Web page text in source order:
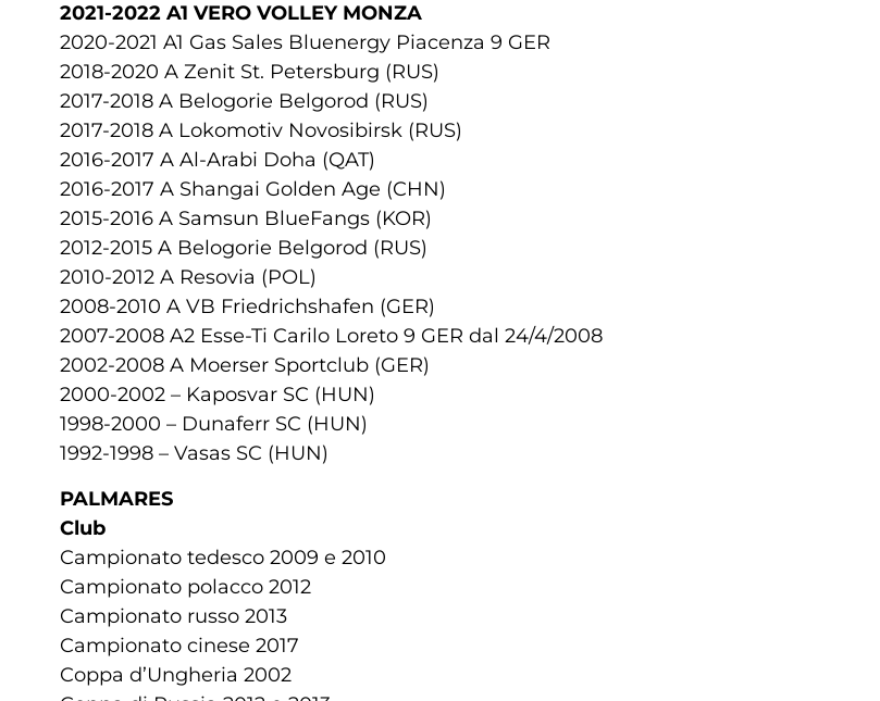
2021-2022 A1 VERO VOLLEY MONZA
2020-2021 A1 Gas Sales Bluenergy Piacenza 9 GER
2018-2020 A Zenit St. Petersburg (RUS)
2017-2018 A Belogorie Belgorod (RUS)
2017-2018 A Lokomotiv Novosibirsk (RUS)
2016-2017 A Al-Arabi Doha (QAT)
2016-2017 A Shangai Golden Age (CHN)
2015-2016 A Samsun BlueFangs (KOR)
2012-2015 A Belogorie Belgorod (RUS)
2010-2012 A Resovia (POL)
2008-2010 A VB Friedrichshafen (GER)
2007-2008 A2 Esse-Ti Carilo Loreto 9 GER dal 24/4/2008
2002-2008 A Moerser Sportclub (GER)
2000-2002 – Kaposvar SC (HUN)
1998-2000 – Dunaferr SC (HUN)
1992-1998 – Vasas SC (HUN)
PALMARES
Club
Campionato tedesco 2009 e 2010
Campionato polacco 2012
Campionato russo 2013
Campionato cinese 2017
Coppa d’Ungheria 2002